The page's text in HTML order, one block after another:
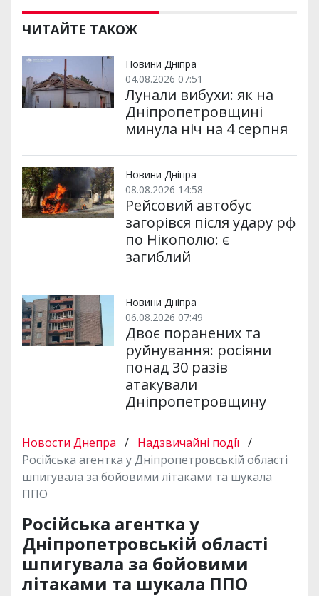
и
р
и
и
e
b
o
k
t
t
e
i
l
e
m p
ЧИТАЙТЕ ТАКОЖ
Новини Дніпра
04.08.2026 07:51
Лунали вибухи: як на
Дніпропетровщині
минула ніч на 4 серпня
Новини Дніпра
08.08.2026 14:58
Рейсовий автобус
загорівся після удару рф
по Нікополю: є
загиблий
Новини Дніпра
06.08.2026 07:49
Двоє поранених та
руйнування: росіяни
понад 30 разів
атакували
Дніпропетровщину
Новости Днепра / Надзвичайні події /
Російська агентка у Дніпропетровській області
шпигувала за бойовими літаками та шукала
ППО
Російська агентка у
Дніпропетровській області
шпигувала за бойовими
літаками та шукала ППО